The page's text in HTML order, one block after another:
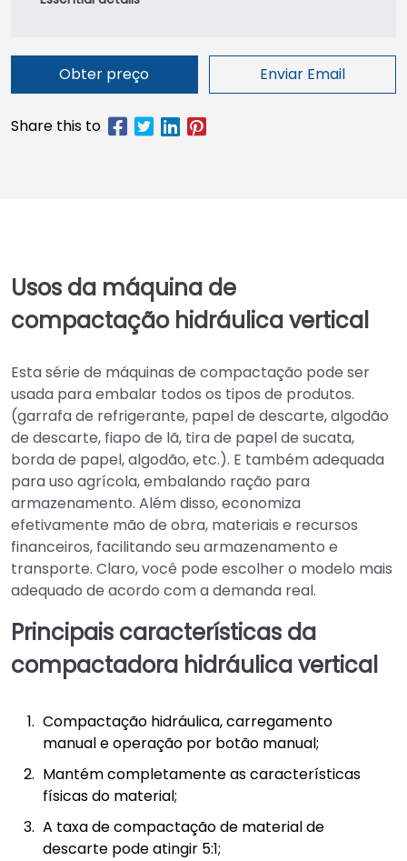
Obter preço Enviar Email
Usos da máquina de
compactação hidráulica vertical
Esta série de máquinas de compactação pode ser
usada para embalar todos os tipos de produtos.
(garrafa de refrigerante, papel de descarte, algodão
de descarte, fiapo de lã, tira de papel de sucata,
borda de papel, algodão, etc.). E também adequada
para uso agrícola, embalando ração para
armazenamento. Além disso, economiza
efetivamente mão de obra, materiais e recursos
financeiros, facilitando seu armazenamento e
transporte. Claro, você pode escolher o modelo mais
adequado de acordo com a demanda real.
Principais características da
compactadora hidráulica vertical
Compactação hidráulica, carregamento
manual e operação por botão manual;
Mantém completamente as características
físicas do material;
A taxa de compactação de material de
descarte pode atingir 5:1;